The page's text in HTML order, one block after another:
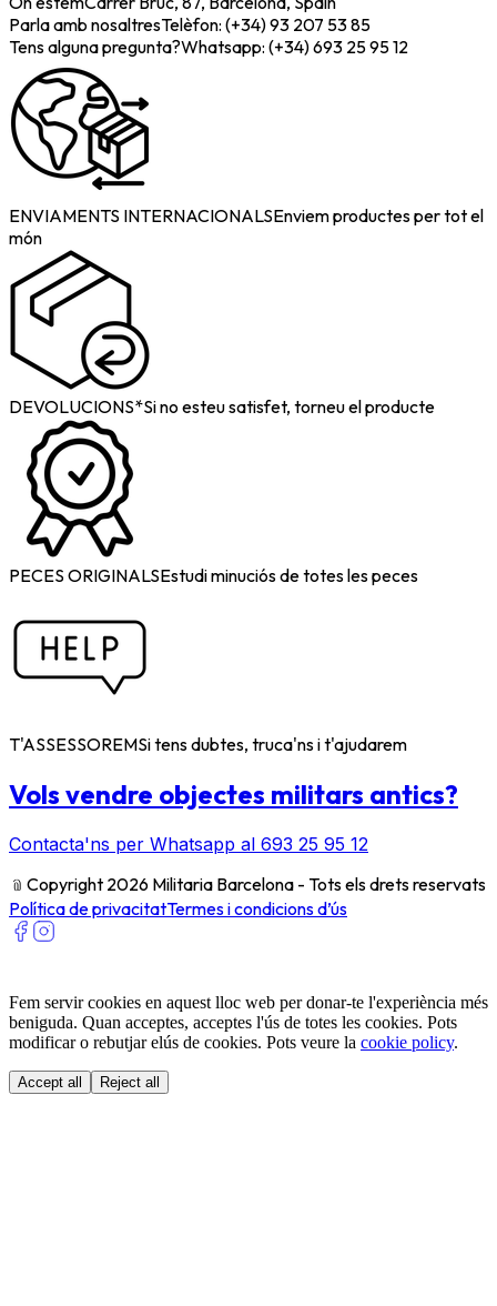
Parla amb nosaltresTelèfon: (+34) 93 207 53 85
Tens alguna pregunta?Whatsapp: (+34) 693 25 95 12
ENVIAMENTS INTERNACIONALSEnviem productes per tot el
món
DEVOLUCIONS*Si no esteu satisfet, torneu el producte
PECES ORIGINALSEstudi minuciós de totes les peces
T'ASSESSOREMSi tens dubtes, truca'ns i t'ajudarem
Vols vendre objectes militars antics?
Contacta'ns per Whatsapp al 693 25 95 12
﹫ Copyright 2026 Militaria Barcelona - Tots els drets reservats
Política de privacitatTermes i condicions d’ús
Fem servir cookies en aquest lloc web per donar-te l'experiència més
beniguda. Quan acceptes, acceptes l'ús de totes les cookies. Pots
modificar o rebutjar elús de cookies. Pots veure la cookie policy.
Accept all Reject all